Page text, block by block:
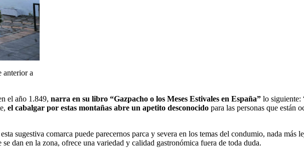
anterior a
el año 1.849, narra en su libro “Gazpacho o los Meses Estivales en España” lo siguiente:
el cabalgar por estas montañas abre un apetito desconocido para las personas que están
sugestiva comarca puede parecernos parca y severa en los temas del condumio, nada más
se dan en la zona, ofrece una variedad y calidad gastronómica fuera de toda duda.